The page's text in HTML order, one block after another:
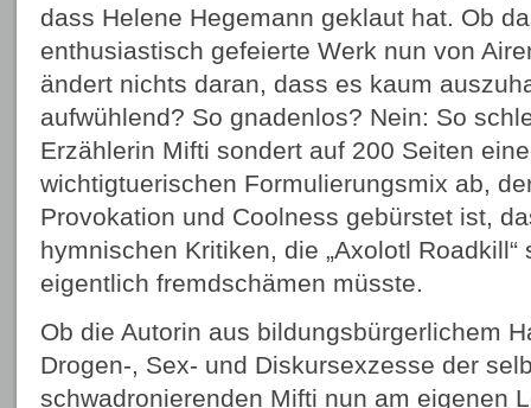
dass Helene Hegemann geklaut hat. Ob
enthusiastisch gefeierte Werk nun von
ändert nichts daran, dass es kaum
aufwühlend? So gnadenlos? Nein: So
Erzählerin Mifti sondert auf 200 Seiten
wichtigtuerischen Formulierungsmix ab,
Provokation und Coolness gebürstet ist,
hymnischen Kritiken, die „Axolotl
eigentlich fremdschämen müsste.
Ob die Autorin aus bildungsbürgerlichem
Drogen-, Sex- und Diskursexzesse der
schwadronierenden Mifti nun am eigenen